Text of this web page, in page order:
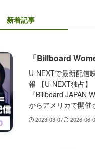
新着記事
「Billboard
U-NEXTで最新配信
報 【U-NEXT独占】
『Billboard JAPAN
からアメリカで開催
2023-03-07 2026-06-